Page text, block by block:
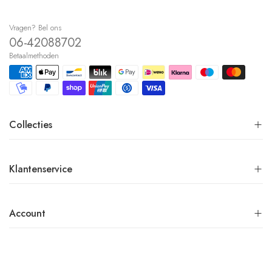
Vragen? Bel ons
06-42088702
Betaalmethoden
Collecties
Klantenservice
Account